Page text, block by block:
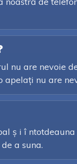
nu are nevoie
nu are
ș i î
a suna.